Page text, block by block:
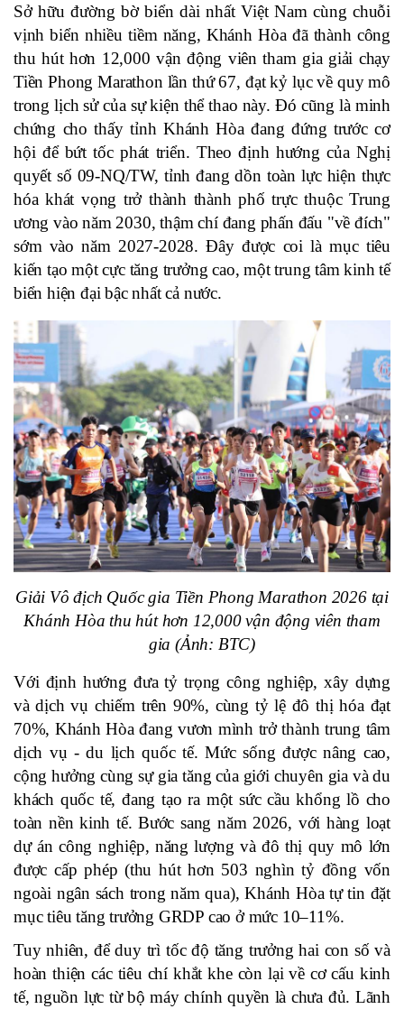
Sở hữu đường bờ biển dài nhất Việt Nam cùng chuỗi
vịnh biển nhiều tiềm năng, Khánh Hòa đã thành công
thu hút hơn 12,000 vận động viên tham gia giải chạy
Tiền Phong Marathon lần thứ 67, đạt kỷ lục về quy mô
trong lịch sử của sự kiện thể thao này. Đó cũng là minh
chứng cho thấy tỉnh Khánh Hòa đang đứng trước cơ
hội để bứt tốc phát triển. Theo định hướng của Nghị
quyết số 09-NQ/TW, tỉnh đang dồn toàn lực hiện thực
hóa khát vọng trở thành thành phố trực thuộc Trung
ương vào năm 2030, thậm chí đang phấn đấu "về đích"
sớm vào năm 2027-2028. Đây được coi là mục tiêu
kiến tạo một cực tăng trưởng cao, một trung tâm kinh tế
biển hiện đại bậc nhất cả nước.
Giải Vô địch Quốc gia Tiền Phong Marathon 2026 tại
Khánh Hòa thu hút hơn 12,000 vận động viên tham
gia (Ảnh: BTC)
Với định hướng đưa tỷ trọng công nghiệp, xây dựng
và dịch vụ chiếm trên 90%, cùng tỷ lệ đô thị hóa đạt
70%, Khánh Hòa đang vươn mình trở thành trung tâm
dịch vụ - du lịch quốc tế. Mức sống được nâng cao,
cộng hưởng cùng sự gia tăng của giới chuyên gia và du
khách quốc tế, đang tạo ra một sức cầu khổng lồ cho
toàn nền kinh tế. Bước sang năm 2026, với hàng loạt
dự án công nghiệp, năng lượng và đô thị quy mô lớn
được cấp phép (thu hút hơn 503 nghìn tỷ đồng vốn
ngoài ngân sách trong năm qua), Khánh Hòa tự tin đặt
mục tiêu tăng trưởng GRDP cao ở mức 10–11%.
Tuy nhiên, để duy trì tốc độ tăng trưởng hai con số và
hoàn thiện các tiêu chí khắt khe còn lại về cơ cấu kinh
tế, nguồn lực từ bộ máy chính quyền là chưa đủ. Lãnh